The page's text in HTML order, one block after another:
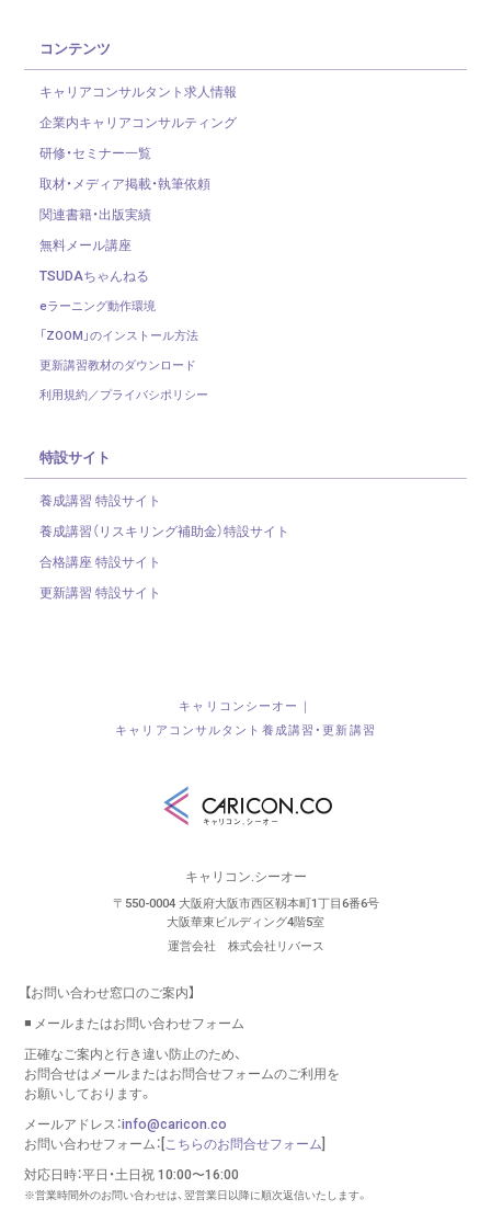
コンテンツ
キャリアコンサルタント求人情報
企業内キャリアコンサルティング
研修・セミナー一覧
取材・メディア掲載・執筆依頼
関連書籍・出版実績
無料メール講座
TSUDAちゃんねる
eラーニング動作環境
「ZOOM」のインストール方法
更新講習教材のダウンロード
利用規約／プライバシポリシー
特設サイト
養成講習 特設サイト
養成講習（リスキリング補助金）特設サイト
合格講座 特設サイト
更新講習 特設サイト
キャリコンシーオー｜
キャリアコンサルタント養成講習・更新講習
キャリコン.シーオー
〒550-0004 大阪府大阪市西区靱本町1丁目6番6号
大阪華東ビルディング4階5室
運営会社 株式会社リバース
【お問い合わせ窓口のご案内】
◾️ メールまたはお問い合わせフォーム
正確なご案内と行き違い防止のため、
お問合せはメールまたはお問合せフォームのご利用を
お願いしております。
メールアドレス：info@caricon.co
お問い合わせフォーム：[こちらのお問合せフォーム]
対応日時：平日・土日祝 10:00〜16:00
※営業時間外のお問い合わせは、翌営業日以降に順次返信いたします。